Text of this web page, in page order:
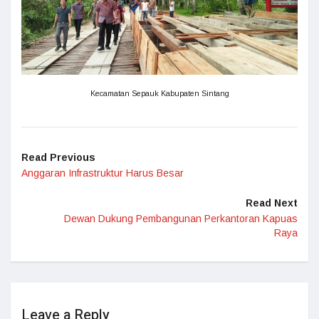
Kecamatan Sepauk Kabupaten Sintang
Read Previous
Anggaran Infrastruktur Harus Besar
Read Next
Dewan Dukung Pembangunan Perkantoran Kapuas
Raya